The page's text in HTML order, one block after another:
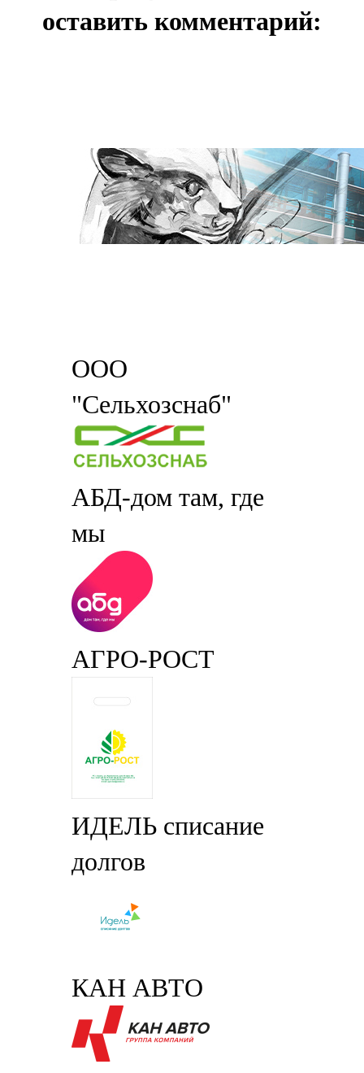
оставить комментарий:
ООО
"Сельхозснаб"
АБД-дом там, где
мы
АГРО-РОСТ
ИДЕЛЬ списание
долгов
КАН АВТО